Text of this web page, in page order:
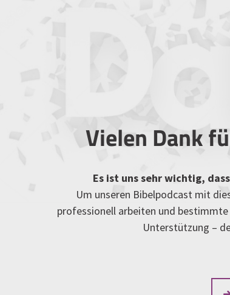
Vielen Dank
Es ist uns sehr wichtig,
Um unseren Bibelpodcast mit
professionell arbeiten und
Unterstützung –